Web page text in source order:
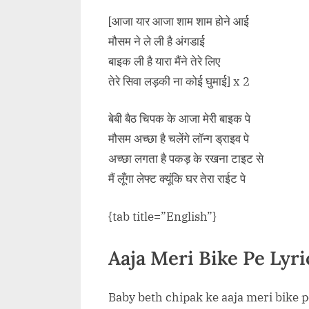
[आजा यार आजा शाम शाम होने आई
मौसम ने ले ली है अंगडाई
बाइक ली है यारा मैंने तेरे लिए
तेरे सिवा लड़की ना कोई घुमाई] x 2
बेबी बैठ चिपक के आजा मेरी बाइक पे
मौसम अच्छा है चलेंगे लॉन्ग ड्राइव पे
अच्छा लगता है पकड़ के रखना टाइट से
मैं लूँगा लेफ्ट क्यूंकि घर तेरा राईट पे
{tab title=”English”}
Aaja Meri Bike Pe
Baby beth chipak ke aaja meri bike